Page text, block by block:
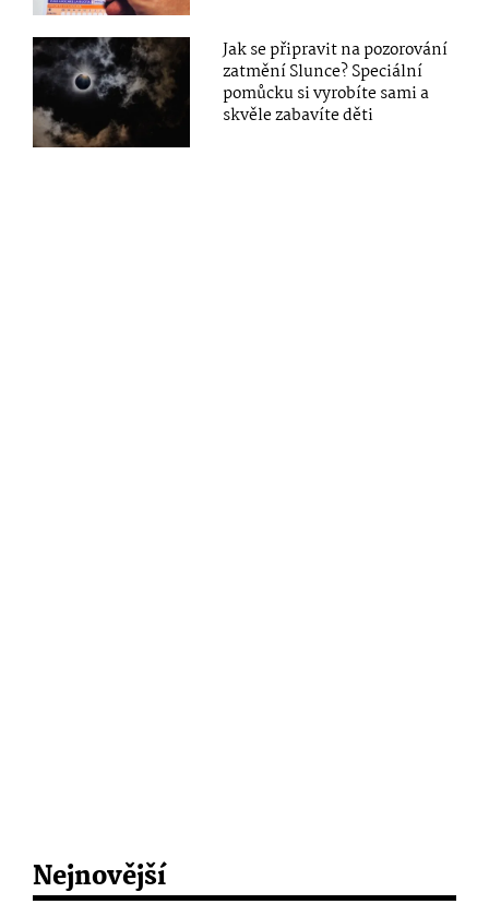
Jak se připravit na pozorování
zatmění Slunce? Speciální
pomůcku si vyrobíte sami a
skvěle zabavíte děti
Nejnovější